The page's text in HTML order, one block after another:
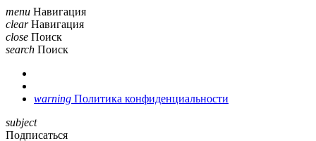
menu Навигация
clear Навигация
close Поиск
search Поиск
warning Политика конфиденциальности
subject
Подписаться